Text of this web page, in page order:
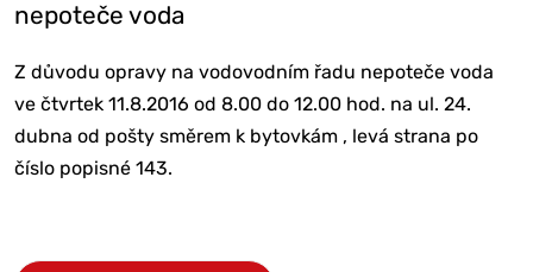
nepoteče voda
Z důvodu opravy na vodovodním řadu nepoteče voda
ve čtvrtek 11.8.2016 od 8.00 do 12.00 hod. na ul. 24.
dubna od pošty směrem k bytovkám , levá strana po
číslo popisné 143.